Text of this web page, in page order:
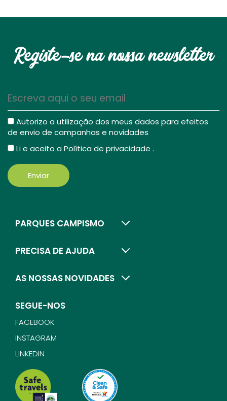
Registe-se na nossa newsletter
Autorizo a utilização dos meus dados para efeitos
de envio de campanhas e novidades
Li e aceito aPolítica de privacidade .
Enviar
PARQUES CAMPISMO
PRECISA DE AJUDA
AS NOSSAS NOVIDADES
SEGUE-NOS
FACEBOOK
INSTAGRAM
LINKEDIN